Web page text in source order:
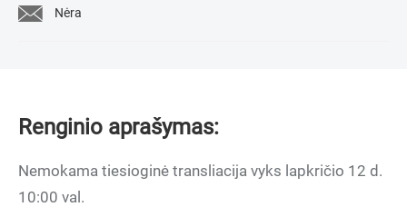
Nėra
Renginio aprašymas:
Nemokama tiesioginė transliacija vyks lapkričio 12 d.
10:00 val.